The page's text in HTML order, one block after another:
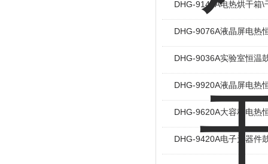
DHG-9146A电热烘干箱\
DHG-9076A液晶屏电热
DHG-9036A实验室恒温
DHG-9920A液晶屏电热
DHG-9620A大容积电热
DHG-9420A电子元器件